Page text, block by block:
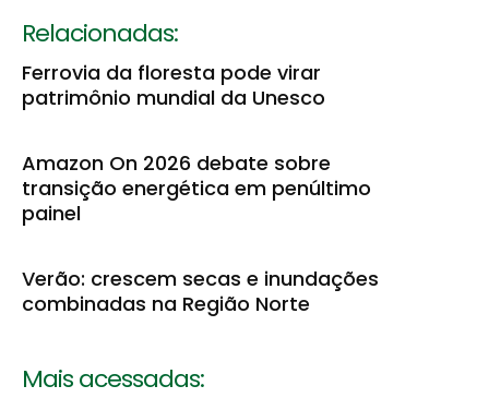
Relacionadas:
Ferrovia da floresta pode virar
patrimônio mundial da Unesco
Amazon On 2026 debate sobre
transição energética em penúltimo
painel
Verão: crescem secas e inundações
combinadas na Região Norte
Mais acessadas: